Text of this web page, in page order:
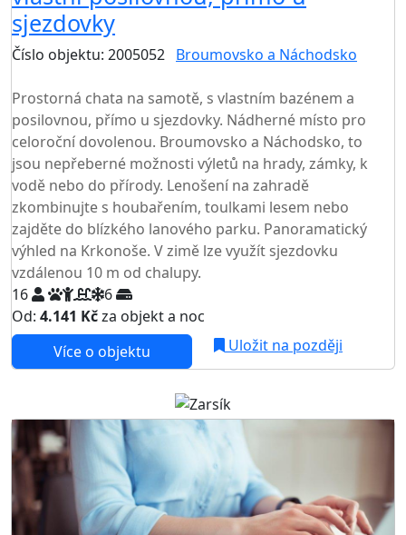
sjezdovky
Číslo objektu: 2005052 Broumovsko a Náchodsko
Prostorná chata na samotě, s vlastním bazénem a
posilovnou, přímo u sjezdovky. Nádherné místo pro
celoroční dovolenou. Broumovsko a Náchodsko, to
jsou nepřeberné možnosti výletů na hrady, zámky, k
vodě nebo do přírody. Lenošení na zahradě
zkombinujte s houbařením, toulkami lesem nebo
zajděte do blízkého lanového parku. Panoramatický
výhled na Krkonoše. V zimě lze využít sjezdovku
vzdálenou 10 m od chalupy.
16
6
Od: 4.141 Kčza objekt a noc
Více o objektu Uložit na později